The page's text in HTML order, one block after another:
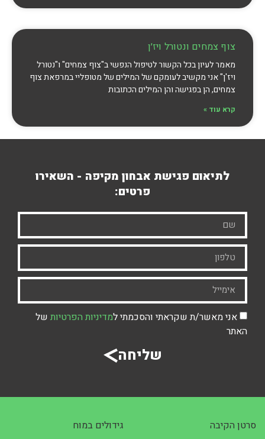
צוף צמחים ונטורל ויז׳ן
מאמר לעיון בכל הקשור לטיפול הנפשי ב"צוף צמחים" ו"נטורל
ויז'ן" אני מקשיב לעומקם של המילים של מטופליי במרפאת צוף
צמחים, הן בפגישה והן המילים הכתובות
קרא עוד »
לתיאום פגישת אבחון מקיפה - השאירו
פרטים:
אני מאשר/ת שקראתי והסכמתי למדיניות הפרטיות של
האתר
שליחה
סרטן הקיבה
גידולים במוח